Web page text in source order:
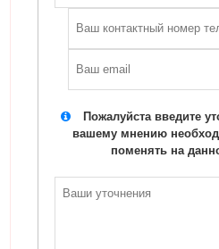
Пожалуйста введите
вашему мнению
поменять на